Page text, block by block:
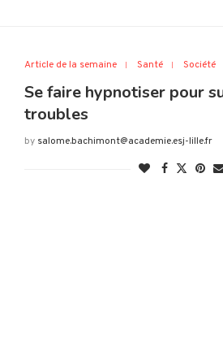
Article de la semaine Santé Société
Se faire hypnotiser pour
troubles
by salome.bachimont@academie.esj-lille.fr